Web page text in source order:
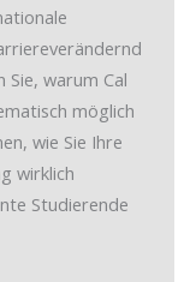
warum Cal
möglich
wie Sie Ihre
wirklich
Studierende